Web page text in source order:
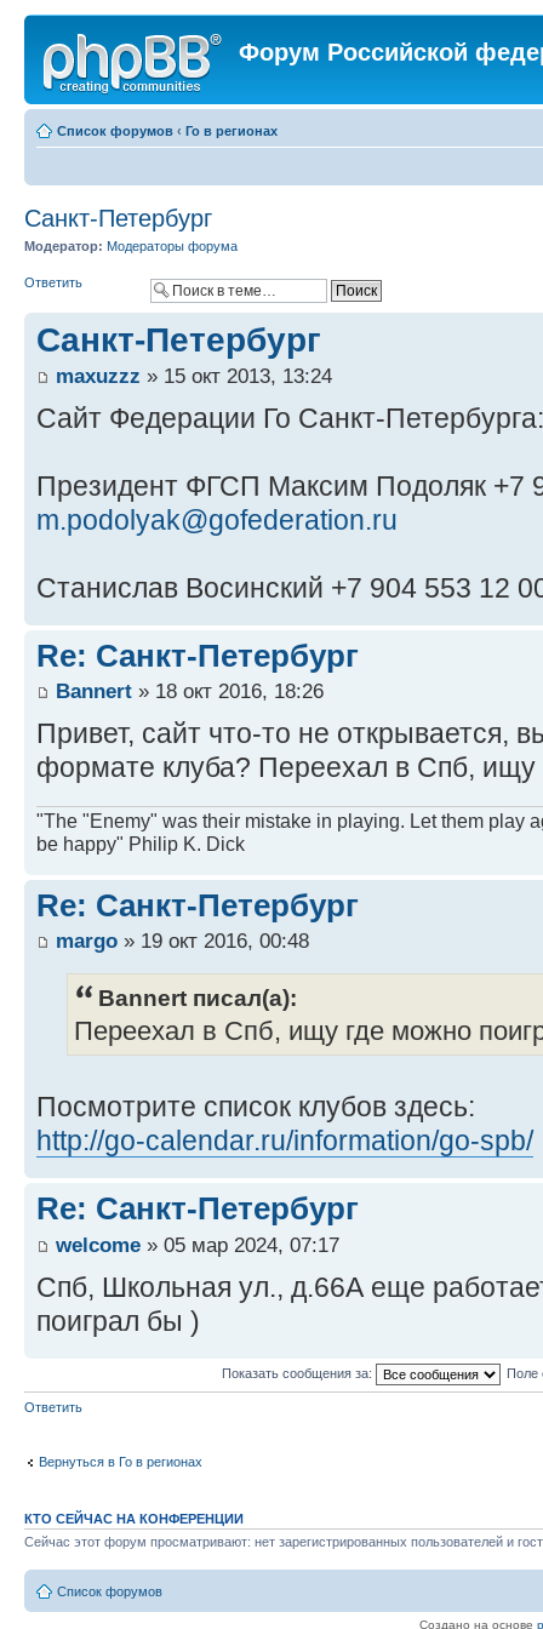
Форум Российской
Список форумов ‹ Го в регионах
Санкт-Петербург
Модератор: Модераторы форума
Ответить
Санкт-Петербург
maxuzzz » 15 окт 2013, 13:24
Сайт Федерации Го Санкт-
Президент ФГСП Максим Подоляк +7
m.podolyak@gofederation.ru
Станислав Восинский +7 904 553 12
Re: Санкт-Петербург
Bannert » 18 окт 2016, 18:26
Привет, сайт что-то не открывается,
формате клуба? Переехал в Спб, ищу
"The "Enemy" was their mistake in playing. Let them play
be happy" Philip K. Dick
Re: Санкт-Петербург
margo » 19 окт 2016, 00:48
Bannert писал(а):
Переехал в Спб, ищу где можно
Посмотрите список клубов здесь:
http://go-calendar.ru/information/go-spb/
Re: Санкт-Петербург
welcome » 05 мар 2024, 07:17
Спб, Школьная ул., д.66А еще
поиграл бы )
Показать сообщения за: Поле
Ответить
Вернуться в Го в регионах
КТО СЕЙЧАС НА КОНФЕРЕНЦИИ
Сейчас этот форум просматривают: нет зарегистрированных пользователей и
Список форумов
Создано на основе